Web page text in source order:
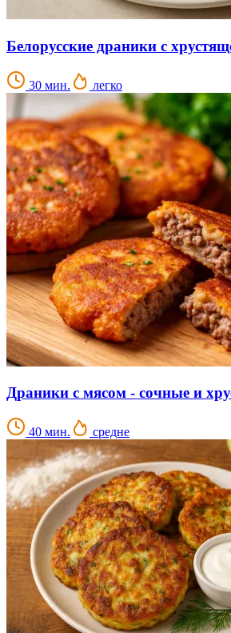
Белорусские драники с
30 мин. легко
Драники с мясом - сочные и
40 мин. средне